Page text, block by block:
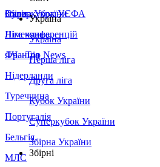
Збірна України
Італія
Німеччина
Франція
Нідерланди
Туреччина
Португалія
Бельгія
МЛС
Суперкубок УЄФА
Ліга конференцій
ЛЧ - Top News
Україна
Україна
Перша ліга
Друга ліга
Кубок України
Суперкубок України
Збірна України
Збірні